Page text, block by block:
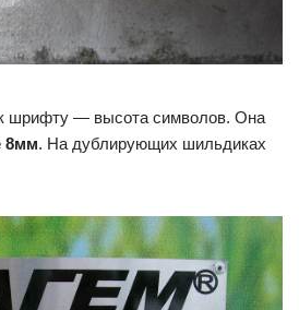
шрифту — высота символов. Она
8мм. На дублирующих шильдиках